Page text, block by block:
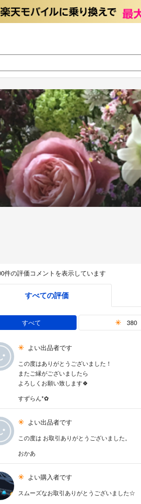
件の評価コメントを表示しています
すべての評価
すべて 380
よい出品者です
この度はありがとうございました！
またご縁がございましたら
よろしくお願い致します🍀
すずらん*✿
よい出品者です
この度は お取引ありがとうございました。
おかあ
よい購入者です
スムーズなお取引ありがとうございました☆